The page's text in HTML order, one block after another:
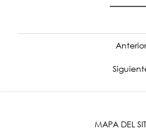
Anterior
MAPA DEL